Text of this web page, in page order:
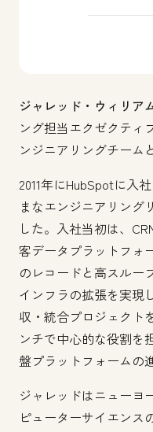
ジャレッド・ウィリア
ング担当エクゼクティ
ンジニアリングチーム
2011年にHubSpotに入
まなエンジニアリング
した。入社当初は、
客データプラットフォ
のレコードと高スルー
インフラの拡張を実現
収・統合プロジェクト
ンチで中心的な役割を
盤プラットフォームの
ジャレッドはニューヨ
ピューターサイエンス